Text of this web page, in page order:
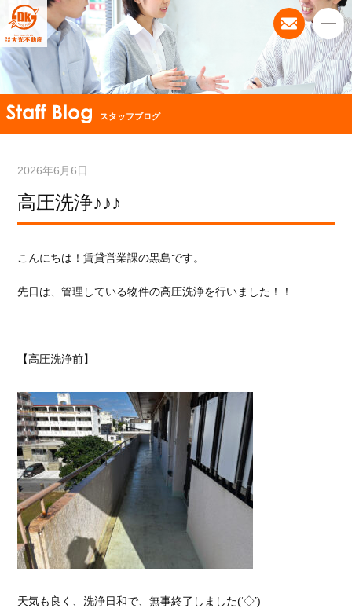
スタッフブログ
2026年6月6日
高圧洗浄♪♪♪
こんにちは！賃貸営業課の黒島です。
先日は、管理している物件の高圧洗浄を行いました！！
【高圧洗浄前】
天気も良く、洗浄日和で、無事終了しました(‘◇’)ゞ